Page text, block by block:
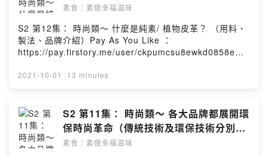
自出生以來一塊肉都無食過嘅素食達人Elvis Chan，
身兼電視節目主持、媒體廚師、
食譜書作者、舞台劇演員、工作室合夥人、
創業家等等不同身份。
在疫情下曾開辦9期網上素食課程，
（內地、台灣、馬來西亞、新加坡、歐美等）
2021年6月，
他更創作及主持全港首個以素食為主題嘅電視節目《追素解決師》，
素食｜素做幸福滋味
S2 第12集： 時尚類～ 什麼是純素/ 植物皮革？ （用料、
製法、品牌介紹）Pay As You Like ：
https://pay.firstory.me/user/ckpumcsu8ewkd0858em1
https://open.firstory.me/story/cktzd2eayjlr00947y22u
Powered by Firstory Hosting
2021-10-01 · 13 minutes
S2 第11集： 時尚類～ 各大品牌都展開環
保時尚革命（傳統技術及環保技術分別、
品牌的環保時裝介紹）
素食｜素做幸福滋味